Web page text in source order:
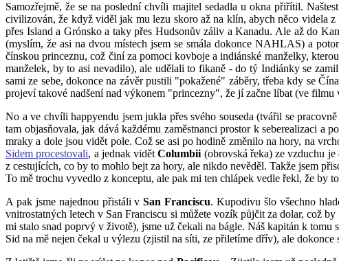
Samozřejmě, že se na poslední chvíli majitel sedadla u okna přiřítil.
civilizován, že když viděl jak mu lezu skoro až na klín, abych něco videla
přes Island a Grónsko a taky přes Hudsonův záliv a Kanadu. Ale až do
(myslím, že asi na dvou místech jsem se smála dokonce NAHLAS) a
čínskou princeznu, což činí za pomoci kovboje a indiánské manželky,
manželek, by to asi nevadilo), ale udělali to fikaně - do tý Indiánky se
sami ze sebe, dokonce na závěr pustili "pokažené" záběry, třeba kdy se
projeví takové nadšení nad výkonem "princezny", že jí začne líbat (ve
No a ve chvíli happyendu jsem jukla přes svého souseda (tvářil se
tam objasňovala, jak dává každému zaměstnanci prostor k seberealizaci
mraky a dole jsou vidět pole. Což se asi po hodině změnilo na hory, na
Sidem procestovali, a jednak vidětColumbii (obrovská řeka) ze vzduchu
z cestujících, co by to mohlo bejt za hory, ale nikdo nevěděl. Takže jsem
To mě trochu vyvedlo z konceptu, ale pak mi ten chlápek vedle řekl, že by
A pak jsme najednou přistáli vSan Franciscu. Kupodivu šlo všechno
vnitrostatných letech v San Franciscu si můžete vozík půjčit za dolar, což
mi stalo snad poprvý v životě), jsme už čekali na bágle. Náš kapitán k
Sid na mě nejen čekal u výlezu (zjistil na síti, ze přiletíme dřív), ale